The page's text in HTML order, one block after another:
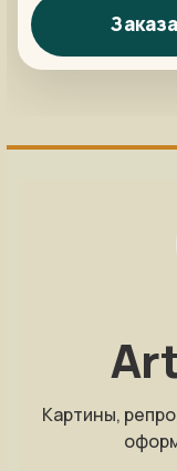
Картины,